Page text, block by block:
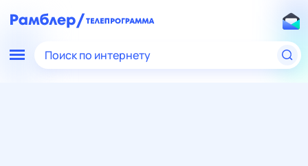
Поиск по интернету